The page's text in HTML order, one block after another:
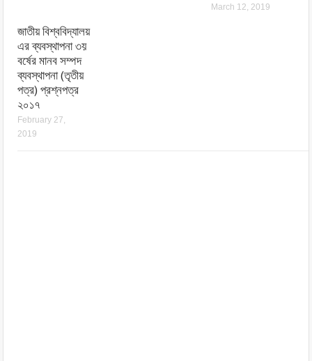
March 12, 2019
জাতীয় বিশ্ববিদ্যালয়
এর ব্যবস্থাপনা ৩য়
বর্ষের মানব সম্পদ
ব্যবস্থাপনা (তৃতীয়
পত্র) প্রশ্নপত্র
২০১৭
February 27,
2019